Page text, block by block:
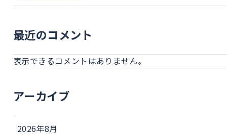
最近のコメント
表示できるコメントはありません。
アーカイブ
2026年8月